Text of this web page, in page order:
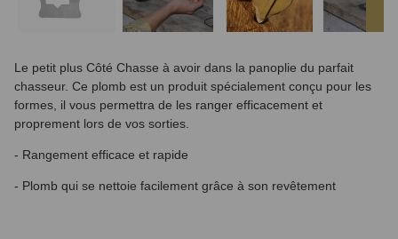
Le petit plus Côté Chasse à avoir dans la panoplie du parfait
chasseur. Ce plomb est un produit spécialement conçu pour les
formes, il vous permettra de les ranger efficacement et
proprement lors de vos sorties.
- Rangement efficace et rapide
- Plomb qui se nettoie facilement grâce à son revêtement